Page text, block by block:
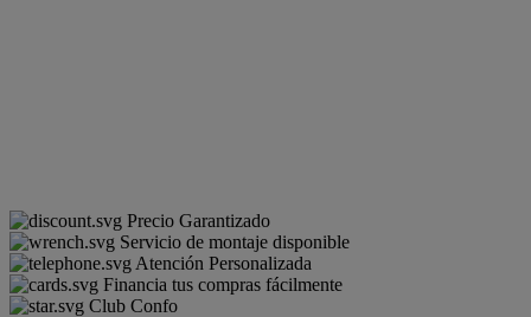
Precio Garantizado
Servicio de montaje disponible
Atención Personalizada
Financia tus compras fácilmente
Club Confo